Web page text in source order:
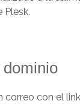
Plesk.
con el